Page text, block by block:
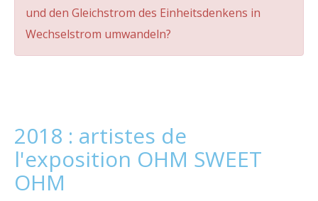
und den Gleichstrom des Einheitsdenkens in
Wechselstrom umwandeln?
2018 : artistes de
l'exposition OHM SWEET
OHM